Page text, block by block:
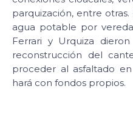
parquización, entre
agua potable por
Ferrari y Urquiza
reconstrucción del
proceder al asfaltado
hará con fondos propios.